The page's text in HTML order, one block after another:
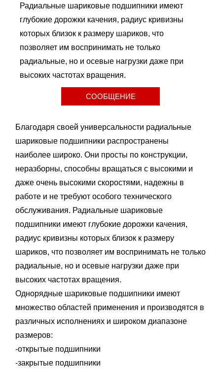
Радиальные шариковые подшипники имеют
глубокие дорожки качения, радиус кривизны
которых близок к размеру шариков, что
позволяет им воспринимать не только
радиальные, но и осевые нагрузки даже при
высоких частотах вращения.
СООБЩЕНИЕ
Благодаря своей универсальности радиальные
шариковые подшипники распространены
наиболее широко. Они просты по конструкции,
неразборны, способны вращаться с высокими и
даже очень высокими скоростями, надежны в
работе и не требуют особого технического
обслуживания. Радиальные шариковые
подшипники имеют глубокие дорожки качения,
радиус кривизны которых близок к размеру
шариков, что позволяет им воспринимать не только
радиальные, но и осевые нагрузки даже при
высоких частотах вращения.
Однорядные шариковые подшипники имеют
множество областей применения и производятся в
различных исполнениях и широком диапазоне
размеров:
-открытые подшипники
-закрытые подшипники